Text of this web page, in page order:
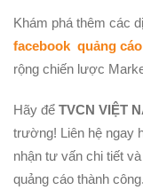
Khám phá thêm các
facebook quảng
rộng chiến lược
Hãy để TVCN VIỆT
trường! Liên hệ ngay
nhận tư vấn chi tiết
quảng cáo thành công.